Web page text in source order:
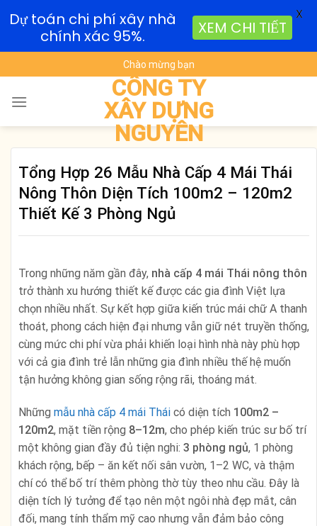
to
content
Chào mừng bạn
CÔNG TY
XÂY DỰNG
NGUYÊN
Tổng Hợp 26 Mẫu Nhà Cấp 4 Mái Thái
Nông Thôn Diện Tích 100m2 – 120m2
Thiết Kế 3 Phòng Ngủ
Trong những năm gần đây, nhà cấp 4 mái Thái nông thôn
trở thành xu hướng thiết kế được các gia đình Việt lựa
chọn nhiều nhất. Sự kết hợp giữa kiến trúc mái chữ A thanh
thoát, phong cách hiện đại nhưng vẫn giữ nét truyền thống,
cùng mức chi phí vừa phải khiến loại hình nhà này phù hợp
với cả gia đình trẻ lẫn những gia đình nhiều thế hệ muốn
tận hưởng không gian sống rộng rãi, thoáng mát.
Những mẫu nhà cấp 4 mái Thái có diện tích 100m2 –
120m2, mặt tiền rộng 8–12m, cho phép kiến trúc sư bố trí
một không gian đầy đủ tiện nghi: 3 phòng ngủ, 1 phòng
khách rộng, bếp – ăn kết nối sân vườn, 1–2 WC, và thậm
chí có thể bố trí thêm phòng thờ tùy theo nhu cầu. Đây là
diện tích lý tưởng để tạo nên một ngôi nhà đẹp mắt, cân
đối, mang tính thẩm mỹ cao nhưng vẫn đảm bảo công
Dự toán chi phí xây nhà
chính xác 95%.
XEM CHI TIẾT
X